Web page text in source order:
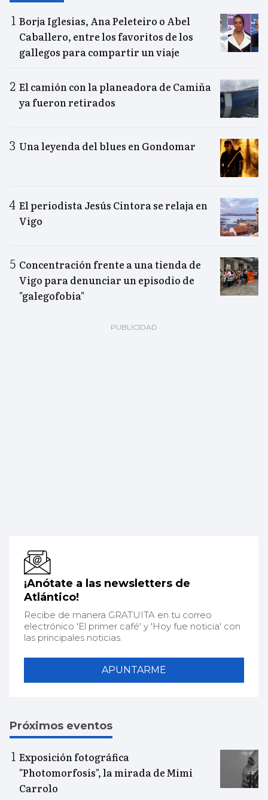
Borja Iglesias, Ana Peleteiro o Abel
Caballero, entre los favoritos de los
gallegos para compartir un viaje
El camión con la planeadora de Camiña
ya fueron retirados
Una leyenda del blues en Gondomar
El periodista Jesús Cintora se relaja en
Vigo
Concentración frente a una tienda de
Vigo para denunciar un episodio de
"galegofobia"
¡Anótate a las newsletters de
Atlántico!
Recibe de manera GRATUITA en tu correo
electrónico 'El primer café' y 'Hoy fue noticia' con
las principales noticias.
APUNTARME
Próximos eventos
Exposición fotográfica
"Photomorfosis", la mirada de Mimi
Carrolo